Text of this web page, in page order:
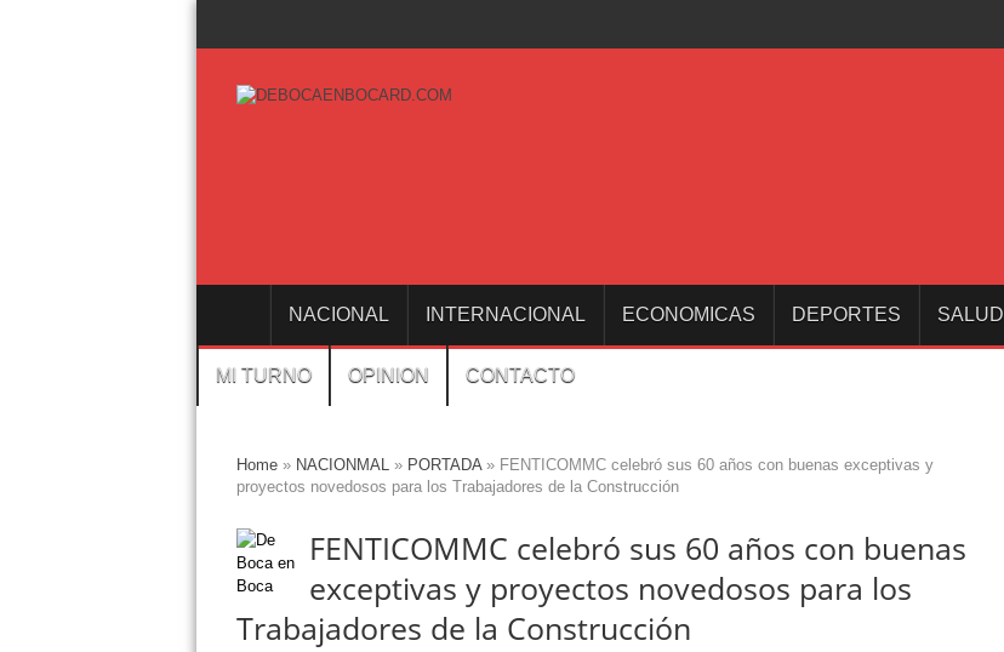
NACIONAL INTERNACIONAL ECONOMICAS DEPORTES SALUD
MI TURNO OPINION CONTACTO
Home» NACIONMAL» PORTADA» FENTICOMMC celebró sus 60 años con buenas exceptivas y
proyectos novedosos para los Trabajadores de la Construcción
FENTICOMMC celebró sus 60 años con buenas
exceptivas y proyectos novedosos para los
Trabajadores de la Construcción